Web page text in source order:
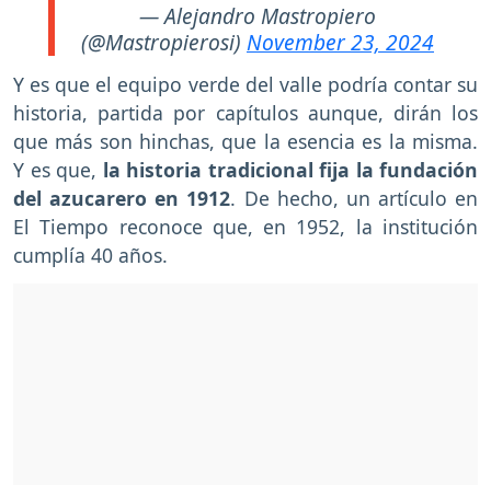
— Alejandro Mastropiero
(@Mastropierosi) November 23, 2024
Y es que el equipo verde del valle podría contar su
historia, partida por capítulos aunque, dirán los
que más son hinchas, que la esencia es la misma.
Y es que, la historia tradicional fija la fundación
del azucarero en 1912. De hecho, un artículo en
El Tiempo reconoce que, en 1952, la institución
cumplía 40 años.